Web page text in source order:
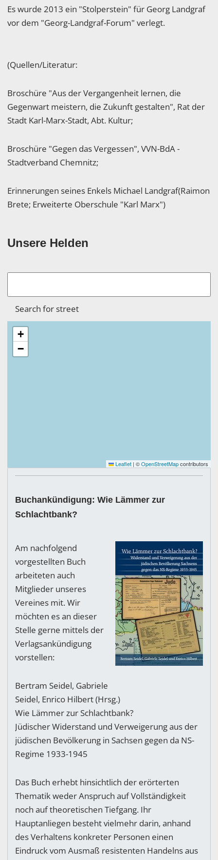
Es wurde 2013 ein "Stolperstein" für Georg Landgraf
vor dem "Georg-Landgraf-Forum" verlegt.
(Quellen/Literatur:
Broschüre "Aus der Vergangenheit lernen, die
Gegenwart meistern, die Zukunft gestalten", Rat der
Stadt Karl-Marx-Stadt, Abt. Kultur;
Broschüre "Gegen das Vergessen", VVN-BdA -
Stadtverband Chemnitz;
Erinnerungen seines Enkels Michael Landgraf(Raimon
Brete; Erweiterte Oberschule "Karl Marx")
Unsere Helden
+
−
Leaflet | ©OpenStreetMapcontributors
Buchankündigung: Wie Lämmer zur
Schlachtbank?
Am nachfolgend
vorgestellten Buch
arbeiteten auch
Mitglieder unseres
Vereines mit. Wir
möchten es an dieser
Stelle gerne mittels der
Verlagsankündigung
vorstellen:
Bertram Seidel, Gabriele
Seidel, Enrico Hilbert (Hrsg.)
Wie Lämmer zur Schlachtbank?
Jüdischer Widerstand und Verweigerung aus der
jüdischen Bevölkerung in Sachsen gegen da NS-
Regime 1933-1945
Das Buch erhebt hinsichtlich der erörterten
Thematik weder Anspruch auf Vollständigkeit
noch auf theoretischen Tiefgang. Ihr
Hauptanliegen besteht vielmehr darin, anhand
des Verhaltens konkreter Personen einen
Eindruck vom Ausmaß resistenten Handelns aus